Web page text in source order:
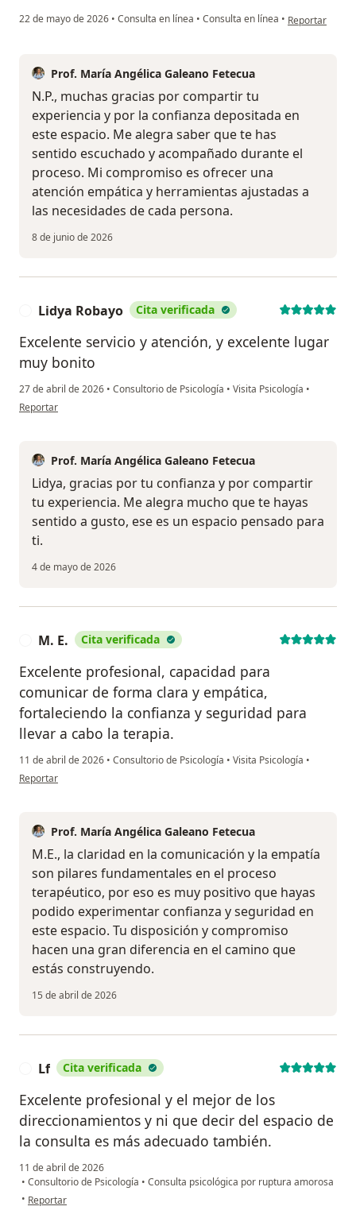
22 de mayo de 2026 • Consulta en línea • Consulta en línea • en opinión del
Reportar
Prof. María Angélica Galeano Fetecua
N.P., muchas gracias por compartir tu
experiencia y por la confianza depositada en
este espacio. Me alegra saber que te has
sentido escuchado y acompañado durante el
proceso. Mi compromiso es ofrecer una
atención empática y herramientas ajustadas a
las necesidades de cada persona.
8 de junio de 2026
Lidya Robayo Cita verificada
Excelente servicio y atención, y excelente lugar
muy bonito
27 de abril de 2026 • Consultorio de Psicología • Visita Psicología •
en opinión del usuario Lidya Robayo
Reportar
Prof. María Angélica Galeano Fetecua
Lidya, gracias por tu confianza y por compartir
tu experiencia. Me alegra mucho que te hayas
sentido a gusto, ese es un espacio pensado para
ti.
4 de mayo de 2026
M. E. Cita verificada
Excelente profesional, capacidad para
comunicar de forma clara y empática,
fortaleciendo la confianza y seguridad para
llevar a cabo la terapia.
11 de abril de 2026 • Consultorio de Psicología • Visita Psicología •
en opinión del usuario M. E.
Reportar
Prof. María Angélica Galeano Fetecua
M.E., la claridad en la comunicación y la empatía
son pilares fundamentales en el proceso
terapéutico, por eso es muy positivo que hayas
podido experimentar confianza y seguridad en
este espacio. Tu disposición y compromiso
hacen una gran diferencia en el camino que
estás construyendo.
15 de abril de 2026
Lf Cita verificada
Excelente profesional y el mejor de los
direccionamientos y ni que decir del espacio de
la consulta es más adecuado también.
11 de abril de 2026
• Consultorio de Psicología • Consulta psicológica por ruptura amorosa
• en opinión del usuario Lf
Reportar